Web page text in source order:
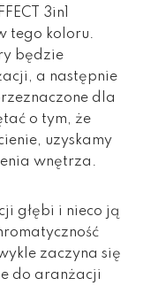
3in1
tego koloru.
będzie
a następnie
dla
o tym, że
uzyskamy
wnętrza.
głębi i nieco ją
zaczyna się
do aranżacji